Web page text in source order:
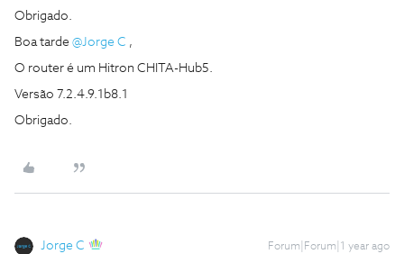
Obrigado.
Boa tarde ​ @Jorge C ,
O router é um Hitron CHITA-Hub5.
Versão 7.2.4.9.1b8.1
Obrigado.
Jorge C Forum|Forum|1 year ago